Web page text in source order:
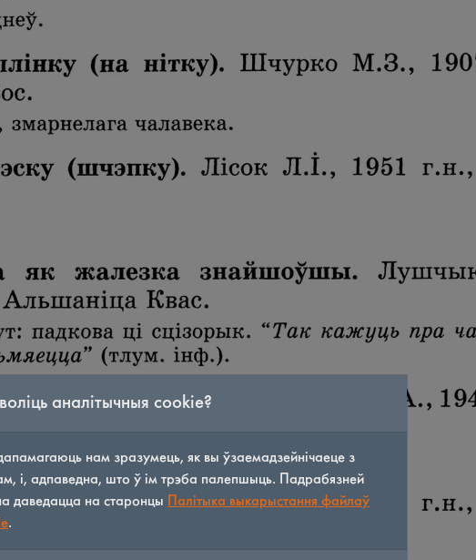
аналітычныя cookie?
нам зразумець, як вы ўзаемадзейнічаеце з
і, адпаведна, што ў ім трэба палепшыць. Падрабязней
даведацца на старонцы
Палітыка выкарыстання файлаў
.